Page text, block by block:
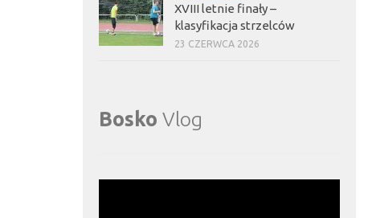
XVIII letnie finały –
klasyfikacja strzelców
23 CZERWCA 2026
Bosko Vlog